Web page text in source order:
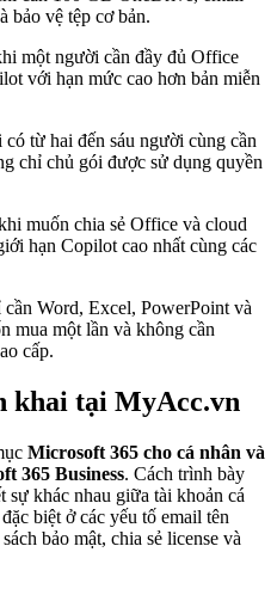
bảo vệ tệp cơ bản.
một người cần đầy đủ Office
với hạn mức cao hơn bản miễn
có từ hai đến sáu người cùng cần
chỉ chủ gói được sử dụng quyền
muốn chia sẻ Office và cloud
hạn Copilot cao nhất cùng các
Word, Excel, PowerPoint và
mua một lần và không cần
cấp.
khai tại MyAcc.vn
Microsoft 365 cho cá nhân và
365 Business. Cách trình bày
sự khác nhau giữa tài khoản cá
biệt ở các yếu tố email tên
bảo mật, chia sẻ license và